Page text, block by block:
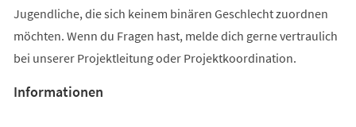
Jugendliche, die sich keinem binären Geschlecht zuordnen
möchten. Wenn du Fragen hast, melde dich gerne vertraulich
bei unserer Projektleitung oder Projektkoordination.
Informationen